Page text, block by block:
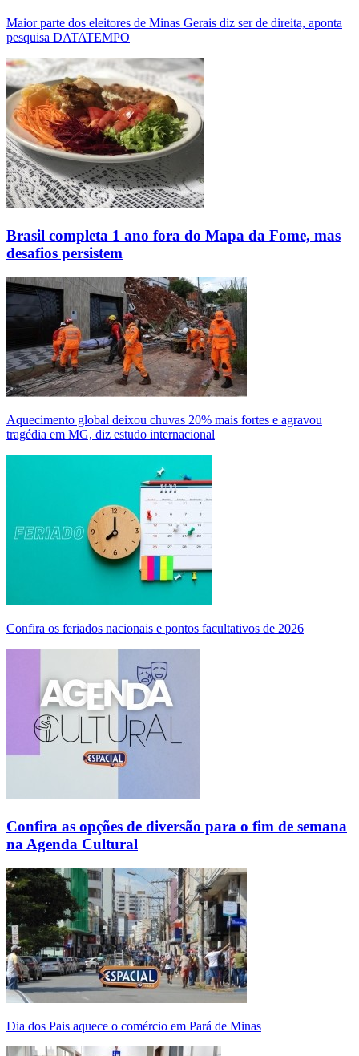
Maior parte dos eleitores de Minas Gerais diz ser de direita, aponta
pesquisa DATATEMPO
Brasil completa 1 ano fora do Mapa da Fome, mas
desafios persistem
Aquecimento global deixou chuvas 20% mais fortes e agravou
tragédia em MG, diz estudo internacional
Confira os feriados nacionais e pontos facultativos de 2026
Confira as opções de diversão para o fim de semana
na Agenda Cultural
Dia dos Pais aquece o comércio em Pará de Minas